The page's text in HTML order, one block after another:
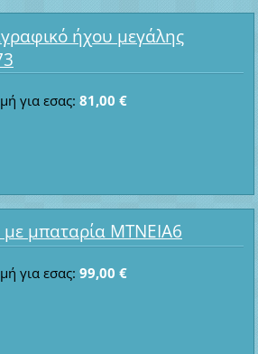
ήχου μεγάλης
για εσας: 81,00 €
μπαταρία ΜΤΝΕΙΑ6
για εσας: 99,00 €